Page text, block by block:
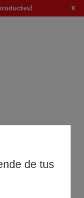
x
de tus